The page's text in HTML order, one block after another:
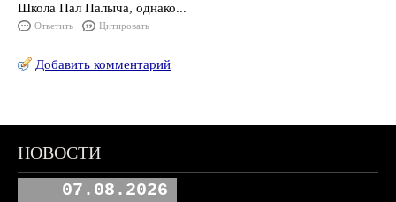
Школа Пал Палыча, однако...
Ответить Цитировать
Добавить комментарий
НОВОСТИ
07.08.2026